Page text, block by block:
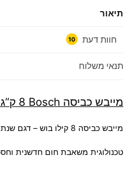
תיאור
חוות דעת 10
תנאי משלוח
מייבש כביסה Bosch ‏8 ‏ק”ג בוש דגם WTH85V0GPL
מייבש כביסה 8 קילו בוש – דגם שנת 2022
טכנולוגית משאבת חום חדשנית